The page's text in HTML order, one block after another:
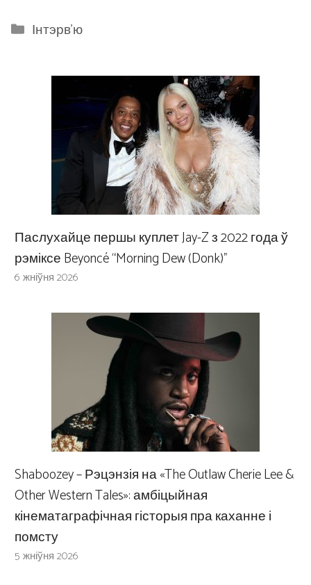
Categories
Інтэрв'ю
Паслухайце першы куплет Jay-Z з 2022 года ў
рэміксе Beyoncé “Morning Dew (Donk)”
6 жніўня 2026
Shaboozey – Рэцэнзія на «The Outlaw Cherie Lee &
Other Western Tales»: амбіцыйная
кінематаграфічная гісторыя пра каханне і
помсту
5 жніўня 2026